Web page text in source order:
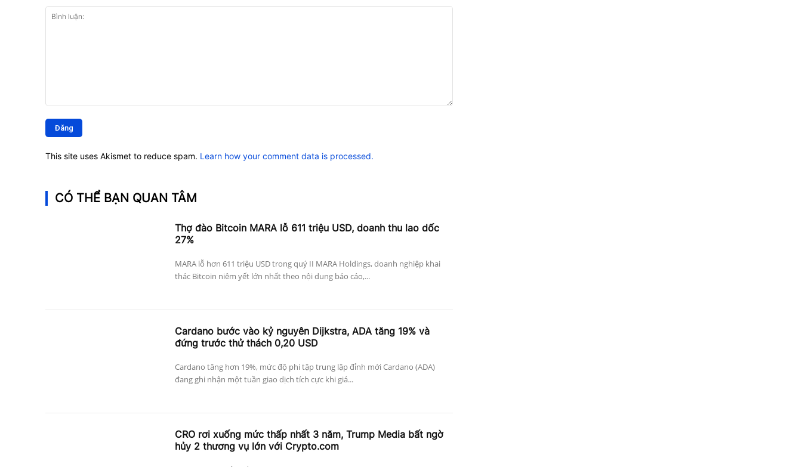
luận:
This site uses Akismet to reduce spam. Learn how your comment data is processed.
CÓ THỂ BẠN QUAN TÂM
Thợ đào Bitcoin MARA lỗ 611 triệu USD, doanh thu lao dốc
27%
MARA lỗ hơn 611 triệu USD trong quý II MARA Holdings, doanh nghiệp khai
thác Bitcoin niêm yết lớn nhất theo nội dung báo cáo,...
Cardano bước vào kỷ nguyên Dijkstra, ADA tăng 19% và
đứng trước thử thách 0,20 USD
Cardano tăng hơn 19%, mức độ phi tập trung lập đỉnh mới Cardano (ADA)
đang ghi nhận một tuần giao dịch tích cực khi giá...
CRO rơi xuống mức thấp nhất 3 năm, Trump Media bất ngờ
hủy 2 thương vụ lớn với Crypto.com